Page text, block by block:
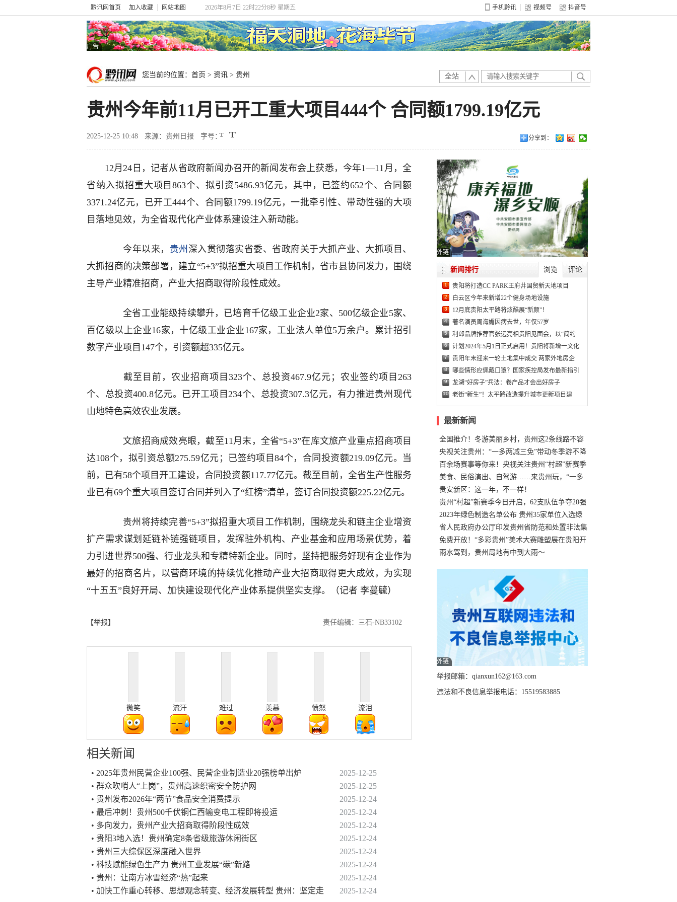
黔讯网首页 加入收藏 网站地图 2026年8月7日 22时22分8秒 星期五 手机黔讯 视频号 抖音号
广告
您当前的位置： 首页 > 资讯 > 贵州 全站
贵州今年前11月已开工重大项目444个 合同额1799.19亿元
2025-12-25 10:48 来源：贵州日报 字号： 分享到：
12月24日，记者从省政府新闻办召开的新闻发布会上获悉，今年1—11月，全
省纳入拟招重大项目863个、拟引资5486.93亿元，其中，已签约652个、合同额
3371.24亿元，已开工444个、合同额1799.19亿元，一批牵引性、带动性强的大项
目落地见效，为全省现代化产业体系建设注入新动能。
今年以来， 贵州 深入贯彻落实省委、省政府关于大抓产业、大抓项目、
大抓招商的决策部署，建立“5+3”拟招重大项目工作机制，省市县协同发力，围绕
主导产业精准招商，产业大招商取得阶段性成效。
全省工业能级持续攀升，已培育千亿级工业企业2家、500亿级企业5家、
百亿级以上企业16家，十亿级工业企业167家，工业法人单位5万余户。累计招引
数字产业项目147个，引资额超335亿元。
截至目前，农业招商项目323个、总投资467.9亿元；农业签约项目263
个、总投资400.8亿元。已开工项目234个、总投资307.3亿元，有力推进贵州现代
山地特色高效农业发展。
文旅招商成效亮眼，截至11月末，全省“5+3”在库文旅产业重点招商项目
达108个，拟引资总额275.59亿元；已签约项目84个，合同投资额219.09亿元。当
前，已有58个项目开工建设，合同投资额117.77亿元。截至目前，全省生产性服务
业已有69个重大项目签订合同并列入了“红榜”清单，签订合同投资额225.22亿元。
贵州将持续完善“5+3”拟招重大项目工作机制，围绕龙头和链主企业增资
扩产需求谋划延链补链强链项目，发挥驻外机构、产业基金和应用场景优势，着
力引进世界500强、行业龙头和专精特新企业。同时，坚持把服务好现有企业作为
最好的招商名片，以营商环境的持续优化推动产业大招商取得更大成效，为实现
“十五五”良好开局、加快建设现代化产业体系提供坚实支撑。（记者 李蔓毓）
【举报】 责任编辑：三石-NB33102
微笑 流汗 难过 羡慕 愤怒 流泪
相关新闻
• 2025年贵州民营企业100强、民营企业制造业20强榜单出炉
2025-12-25
• 群众吹哨人“上岗”，贵州高速织密安全防护网
2025-12-25
• 贵州发布2026年“两节”食品安全消费提示
2025-12-24
• 最后冲刺！贵州500千伏铜仁西输变电工程即将投运
2025-12-24
• 多向发力，贵州产业大招商取得阶段性成效
2025-12-24
• 贵阳3地入选！贵州确定8条省级旅游休闲街区
2025-12-24
• 贵州三大综保区深度融入世界
2025-12-24
• 科技赋能绿色生产力 贵州工业发展“碳”新路
2025-12-24
• 贵州：让南方冰雪经济“热”起来
2025-12-24
• 加快工作重心转移、思想观念转变、经济发展转型 贵州：坚定走
2025-12-24
外链
浏览 评论
新闻排行
1 贵阳将打造CC PARK王府井国贸新天地项目
2 白云区今年来新增22个健身场地设施
3 12月底贵阳太平路将炫酷展“新颜”！
4 著名演员周海媚因病去世，年仅57岁
5 利郎品牌推荐官张远亮相贵阳见面会，以“简约
6 计划2024年5月1日正式启用！贵阳将新增一文化
7 贵阳年末迎来一轮土地集中成交 两家外地房企
8 哪些情形应佩戴口罩？国家疾控局发布最新指引
9 龙湖“好房子”兵法：卷产品才会出好房子
10 老街“新生”！太平路改造提升城市更新项目建
最新新闻
全国推介！冬游美丽乡村，贵州这2条线路不容
错过
央视关注贵州：“一多两减三免”带动冬季游不降
温
百余场赛事等你来！央视关注贵州“村超”新赛季
正式“打响”
美食、民俗演出、自驾游……来贵州玩，“一多
两减三免”！
贵安新区：这一年，不一样！
贵州“村超”新赛季今日开启，62支队伍争夺20强
名额
2023年绿色制造名单公布 贵州35家单位入选绿
色工厂
省人民政府办公厅印发贵州省防范和处置非法集
资工作实施细则
免费开放！“多彩贵州”美术大赛雕塑展在贵阳开
展，持续至1月19日
雨水驾到，贵州局地有中到大雨～
外链
举报邮箱：qianxun162@163.com
违法和不良信息举报电话：15519583885